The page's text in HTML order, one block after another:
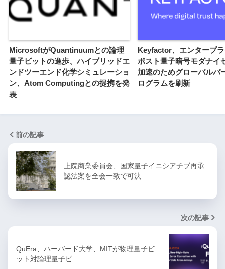
MicrosoftがQuantinuumとの論理
量子ビットの進歩、ハイブリッドエ
ンドツーエンド化学シミュレーショ
ン、Atom Computingとの提携を発
表
Keyfactor、エンタープ
ポスト量子暗号モダナイ
加速のためグローバルパ
ログラムを刷新
前の記事
上院商業委員会、国家量子イニシアチブ再承
認法案を全会一致で可決
次の記事
QuEra、ハーバード大学、MITが物理量子ビ
ット対論理量子ビ…